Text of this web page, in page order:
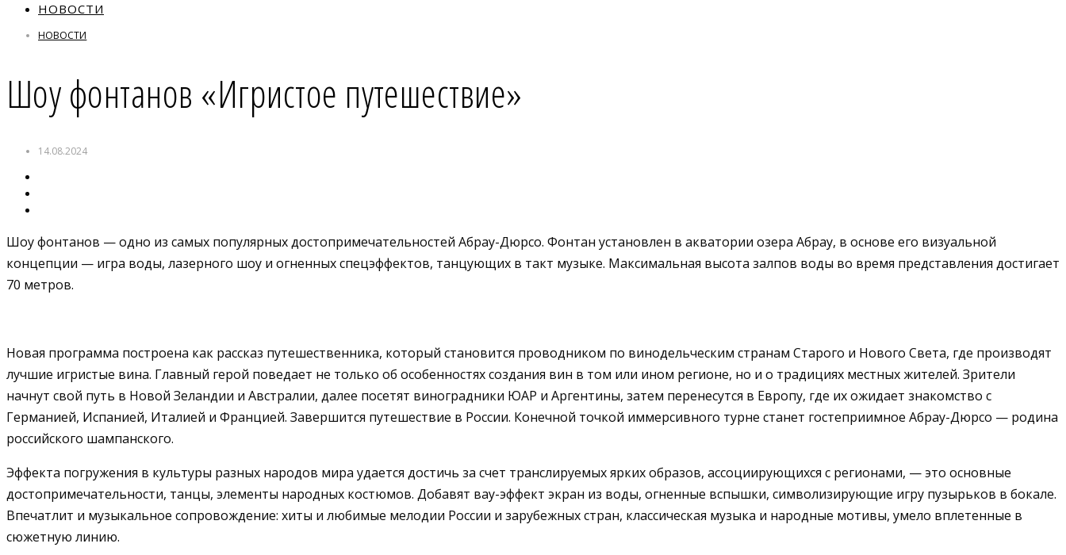
НОВОСТИ
НОВОСТИ
Шоу фонтанов «Игристое путешествие»
14.08.2024
Шоу фонтанов — одно из самых популярных достопримечательностей Абрау-Дюрсо. Фонтан установлен в акватории озера Абрау, в основе его визуальной
концепции — игра воды, лазерного шоу и огненных спецэффектов, танцующих в такт музыке. Максимальная высота залпов воды во время представления достигает
70 метров.
Новая программа построена как рассказ путешественника, который становится проводником по винодельческим странам Старого и Нового Света, где производят
лучшие игристые вина. Главный герой поведает не только об особенностях создания вин в том или ином регионе, но и о традициях местных жителей. Зрители
начнут свой путь в Новой Зеландии и Австралии, далее посетят виноградники ЮАР и Аргентины, затем перенесутся в Европу, где их ожидает знакомство с
Германией, Испанией, Италией и Францией. Завершится путешествие в России. Конечной точкой иммерсивного турне станет гостеприимное Абрау-Дюрсо — родина
российского шампанского.
Эффекта погружения в культуры разных народов мира удается достичь за счет транслируемых ярких образов, ассоциирующихся с регионами, — это основные
достопримечательности, танцы, элементы народных костюмов. Добавят вау-эффект экран из воды, огненные вспышки, символизирующие игру пузырьков в бокале.
Впечатлит и музыкальное сопровождение: хиты и любимые мелодии России и зарубежных стран, классическая музыка и народные мотивы, умело вплетенные в
сюжетную линию.